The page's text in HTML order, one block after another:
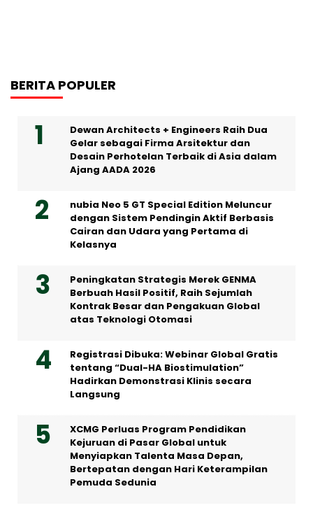
BERITA POPULER
Dewan Architects + Engineers Raih Dua
Gelar sebagai Firma Arsitektur dan
Desain Perhotelan Terbaik di Asia dalam
Ajang AADA 2026
nubia Neo 5 GT Special Edition Meluncur
dengan Sistem Pendingin Aktif Berbasis
Cairan dan Udara yang Pertama di
Kelasnya
Peningkatan Strategis Merek GENMA
Berbuah Hasil Positif, Raih Sejumlah
Kontrak Besar dan Pengakuan Global
atas Teknologi Otomasi
Registrasi Dibuka: Webinar Global Gratis
tentang “Dual-HA Biostimulation”
Hadirkan Demonstrasi Klinis secara
Langsung
XCMG Perluas Program Pendidikan
Kejuruan di Pasar Global untuk
Menyiapkan Talenta Masa Depan,
Bertepatan dengan Hari Keterampilan
Pemuda Sedunia